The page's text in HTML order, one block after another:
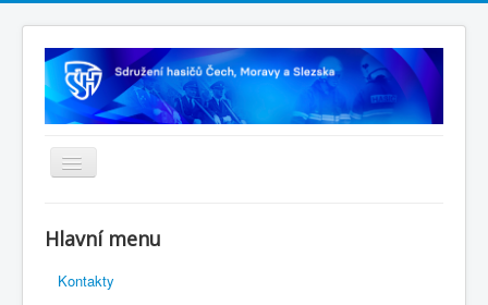
Rejstřík sportu
Novelizace Stanov SH ČMS
Hlavní menu
Kontakty